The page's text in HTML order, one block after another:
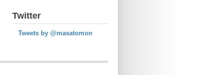
Twitter
Tweets by @masatomon